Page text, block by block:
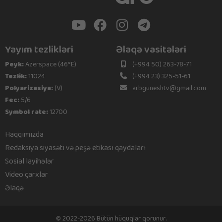
Yayım tezlikləri
Peyk:Azerspace (46°E)
Tezlik:11024
Polyarizasiya:(V)
Fec:5/6
Symbol rate:12700
Əlaqə vasitələri
(+994 50) 263-78-71
(+994 23) 325-51-61
arbguneshtv@gmail.com
Haqqımızda
Redaksiya siyasəti və peşə etikası qaydaları
Sosial layihələr
Video çarxlar
Əlaqə
© 2022-2026 Bütün hüquqlar qorunur.